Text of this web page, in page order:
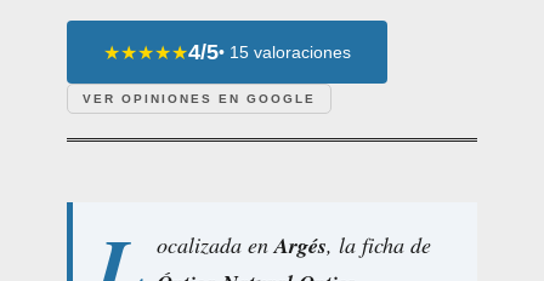
★★★★★4/5• 15 valoraciones
VER OPINIONES EN GOOGLE
ocalizada enArgés, la ficha de